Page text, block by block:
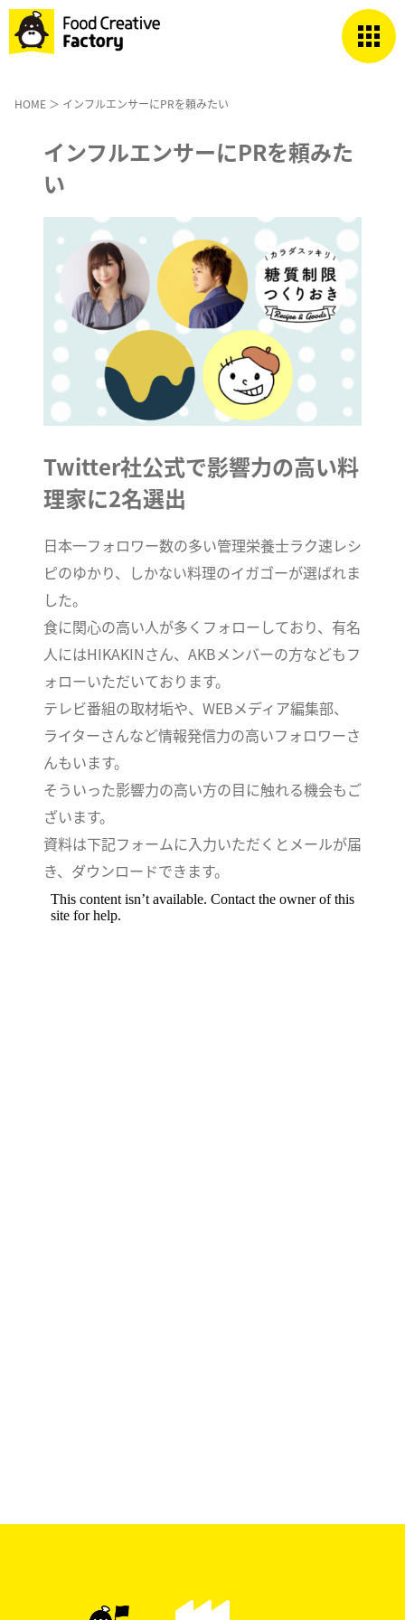
HOME ＞ インフルエンサーにPRを頼みたい
インフルエンサーにPRを頼みた
い
Twitter社公式で影響力の高い料
理家に2名選出
日本一フォロワー数の多い管理栄養士ラク速レシ
ピのゆかり、しかない料理のイガゴーが選ばれま
した。
食に関心の高い人が多くフォローしており、有名
人にはHIKAKINさん、AKBメンバーの方などもフ
ォローいただいております。
テレビ番組の取材垢や、WEBメディア編集部、
ライターさんなど情報発信力の高いフォロワーさ
んもいます。
そういった影響力の高い方の目に触れる機会もご
ざいます。
資料は下記フォームに入力いただくとメールが届
き、ダウンロードできます。